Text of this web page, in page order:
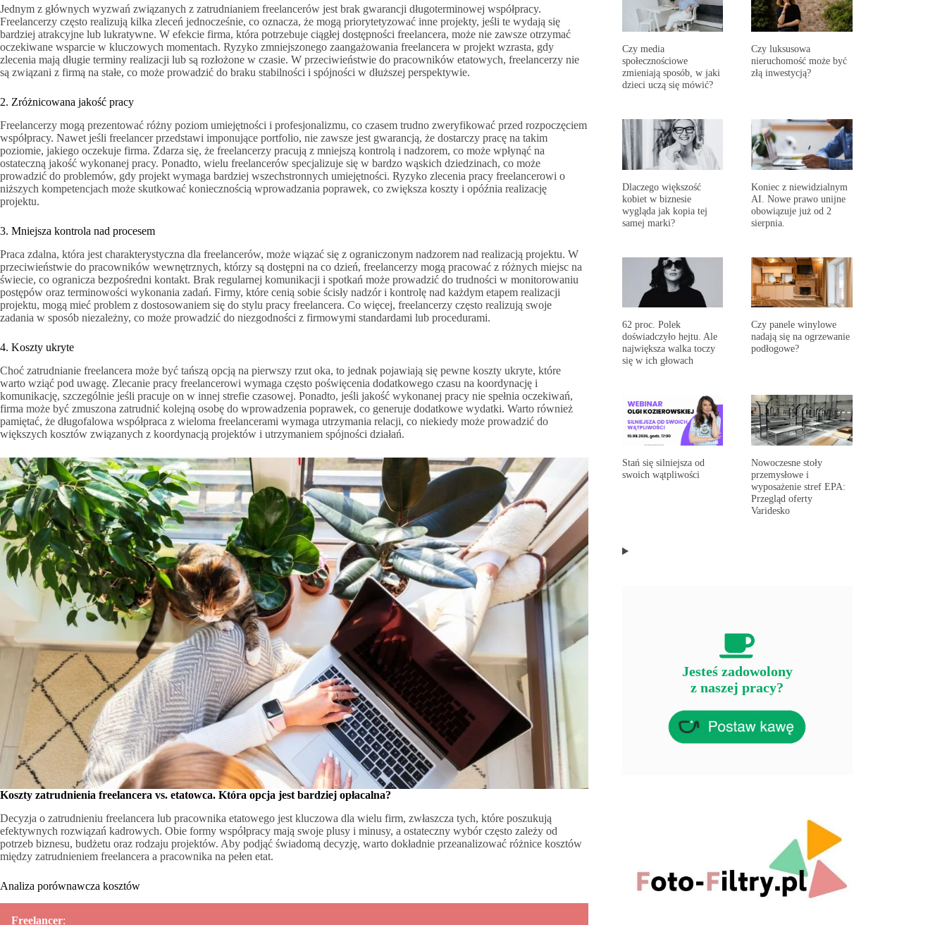
Jednym z głównych wyzwań związanych z zatrudnianiem freelancerów jest brak gwarancji długoterminowej współpracy.
Freelancerzy często realizują kilka zleceń jednocześnie, co oznacza, że mogą priorytetyzować inne projekty, jeśli te wydają się
bardziej atrakcyjne lub lukratywne. W efekcie firma, która potrzebuje ciągłej dostępności freelancera, może nie zawsze otrzymać
oczekiwane wsparcie w kluczowych momentach. Ryzyko zmniejszonego zaangażowania freelancera w projekt wzrasta, gdy
zlecenia mają długie terminy realizacji lub są rozłożone w czasie. W przeciwieństwie do pracowników etatowych, freelancerzy nie
są związani z firmą na stałe, co może prowadzić do braku stabilności i spójności w dłuższej perspektywie.
2. Zróżnicowana jakość pracy
Freelancerzy mogą prezentować różny poziom umiejętności i profesjonalizmu, co czasem trudno zweryfikować przed rozpoczęciem
współpracy. Nawet jeśli freelancer przedstawi imponujące portfolio, nie zawsze jest gwarancją, że dostarczy pracę na takim
poziomie, jakiego oczekuje firma. Zdarza się, że freelancerzy pracują z mniejszą kontrolą i nadzorem, co może wpłynąć na
ostateczną jakość wykonanej pracy. Ponadto, wielu freelancerów specjalizuje się w bardzo wąskich dziedzinach, co może
prowadzić do problemów, gdy projekt wymaga bardziej wszechstronnych umiejętności. Ryzyko zlecenia pracy freelancerowi o
niższych kompetencjach może skutkować koniecznością wprowadzania poprawek, co zwiększa koszty i opóźnia realizację
projektu.
3. Mniejsza kontrola nad procesem
Praca zdalna, która jest charakterystyczna dla freelancerów, może wiązać się z ograniczonym nadzorem nad realizacją projektu. W
przeciwieństwie do pracowników wewnętrznych, którzy są dostępni na co dzień, freelancerzy mogą pracować z różnych miejsc na
świecie, co ogranicza bezpośredni kontakt. Brak regularnej komunikacji i spotkań może prowadzić do trudności w monitorowaniu
postępów oraz terminowości wykonania zadań. Firmy, które cenią sobie ścisły nadzór i kontrolę nad każdym etapem realizacji
projektu, mogą mieć problem z dostosowaniem się do stylu pracy freelancera. Co więcej, freelancerzy często realizują swoje
zadania w sposób niezależny, co może prowadzić do niezgodności z firmowymi standardami lub procedurami.
4. Koszty ukryte
Choć zatrudnianie freelancera może być tańszą opcją na pierwszy rzut oka, to jednak pojawiają się pewne koszty ukryte, które
warto wziąć pod uwagę. Zlecanie pracy freelancerowi wymaga często poświęcenia dodatkowego czasu na koordynację i
komunikację, szczególnie jeśli pracuje on w innej strefie czasowej. Ponadto, jeśli jakość wykonanej pracy nie spełnia oczekiwań,
firma może być zmuszona zatrudnić kolejną osobę do wprowadzenia poprawek, co generuje dodatkowe wydatki. Warto również
pamiętać, że długofalowa współpraca z wieloma freelancerami wymaga utrzymania relacji, co niekiedy może prowadzić do
większych kosztów związanych z koordynacją projektów i utrzymaniem spójności działań.
Koszty zatrudnienia freelancera vs. etatowca. Która opcja jest bardziej opłacalna?
Decyzja o zatrudnieniu freelancera lub pracownika etatowego jest kluczowa dla wielu firm, zwłaszcza tych, które poszukują
efektywnych rozwiązań kadrowych. Obie formy współpracy mają swoje plusy i minusy, a ostateczny wybór często zależy od
potrzeb biznesu, budżetu oraz rodzaju projektów. Aby podjąć świadomą decyzję, warto dokładnie przeanalizować różnice kosztów
między zatrudnieniem freelancera a pracownika na pełen etat.
Analiza porównawcza kosztów
Freelancer:
Czy media
społecznościowe
zmieniają sposób, w jaki
dzieci uczą się mówić?
Czy luksusowa
nieruchomość może być
złą inwestycją?
Dlaczego większość
kobiet w biznesie
wygląda jak kopia tej
samej marki?
Koniec z niewidzialnym
AI. Nowe prawo unijne
obowiązuje już od 2
sierpnia.
62 proc. Polek
doświadczyło hejtu. Ale
największa walka toczy
się w ich głowach
Czy panele winylowe
nadają się na ogrzewanie
podłogowe?
Stań się silniejsza od
swoich wątpliwości
Nowoczesne stoły
przemysłowe i
wyposażenie stref EPA:
Przegląd oferty
Varidesko
Jesteś zadowolony
z naszej pracy?